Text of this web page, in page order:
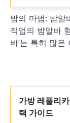
밤의 마법: 밤알
직업의 밤알바
바’는 특히 많
가방 레플리
택 가이드